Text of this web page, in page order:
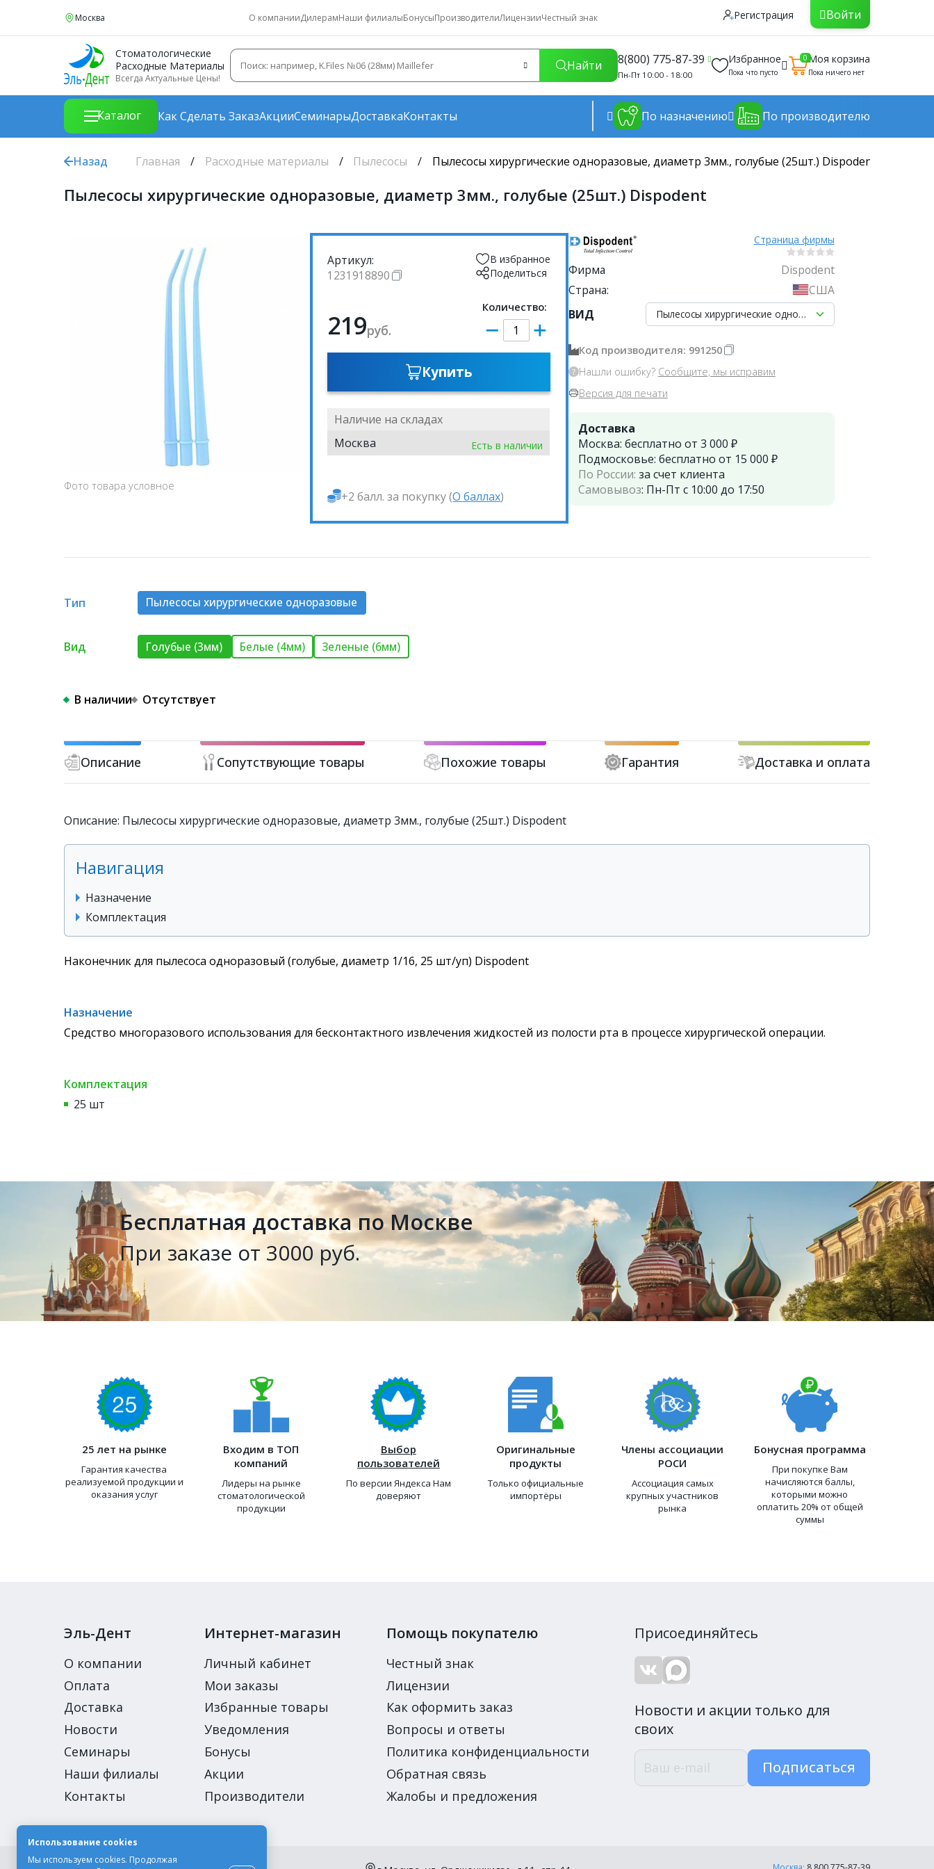
Москва О компанииДилерамНаши филиалыБонусыПроизводителиЛицензииЧестный знак Регистрация Войти
Стоматологические
Расходные Материалы
Всегда Актуальные Цены!
Найти 8(800) 775-87-39
Пн-Пт 10:00 - 18:00
Избранное
Пока что пусто
0Моя корзина
Пока ничего нет
Каталог Как Сделать ЗаказАкцииСеминарыДоставкаКонтакты По назначению По производителю
Назад Главная Расходные материалы Пылесосы Пылесосы хирургические одноразовые, диаметр 3мм., голубые (25шт.) Dispodent
Пылесосы хирургические одноразовые, диаметр 3мм., голубые (25шт.) Dispodent
Фото товара условное
Артикул:
1231918890
В избранное
Поделиться
219руб.
Количество:
Купить
Наличие на складах
Москва
Есть в наличии
+2 балл. за покупку (О баллах)
Страница фирмы
Фирма
Dispodent
Страна:
США
ВИД
Код производителя: 991250
Нашли ошибку? Сообщите, мы исправим
Версия для печати
Доставка
Москва: бесплатно от 3 000 ₽
Подмосковье: бесплатно от 15 000 ₽
По России: за счет клиента
Самовывоз: Пн-Пт с 10:00 до 17:50
Тип Пылесосы хирургические одноразовые
Вид Голубые (3мм) Белые (4мм) Зеленые (6мм)
В наличии Отсутствует
Описание Сопутствующие товары Похожие товары Гарантия Доставка и оплата
Описание: Пылесосы хирургические одноразовые, диаметр 3мм., голубые (25шт.) Dispodent
Навигация
Назначение
Комплектация
Наконечник для пылесоса одноразовый (голубые, диаметр 1/16, 25 шт/уп) Dispodent
Назначение
Средство многоразового использования для бесконтактного извлечения жидкостей из полости рта в процессе хирургической операции.
Комплектация
25 шт
Бесплатная доставка по Москве
При заказе от 3000 руб.
25 лет на рынке
Гарантия качества
реализуемой продукции и
оказания услуг
Входим в ТОП
компаний
Лидеры на рынке
стоматологической
продукции
Выбор
пользователей
По версии Яндекса Нам
доверяют
Оригинальные
продукты
Только официальные
импортёры
Члены ассоциации
РОСИ
Ассоциация самых
крупных участников
рынка
Бонусная программа
При покупке Вам
начисляются баллы,
которыми можно
оплатить 20% от общей
суммы
Эль-Дент
О компании
Оплата
Доставка
Новости
Семинары
Наши филиалы
Контакты
Интернет-магазин
Личный кабинет
Мои заказы
Избранные товары
Уведомления
Бонусы
Акции
Производители
Помощь покупателю
Честный знак
Лицензии
Как оформить заказ
Вопросы и ответы
Политика конфиденциальности
Обратная связь
Жалобы и предложения
Присоединяйтесь
Новости и акции только для
своих
Подписаться
Использование cookies
Мы используем cookies. Продолжая